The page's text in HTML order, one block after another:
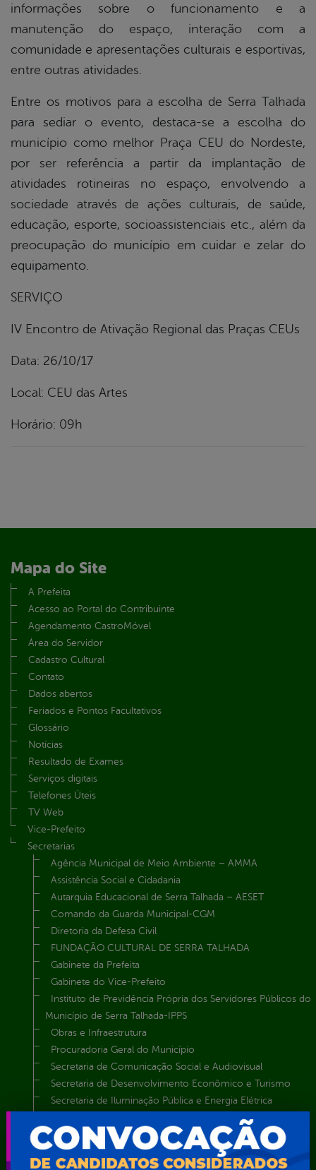
informações sobre o funcionamento e a
manutenção do espaço, interação com a
comunidade e apresentações culturais e esportivas,
entre outras atividades.
Entre os motivos para a escolha de Serra Talhada
para sediar o evento, destaca-se a escolha do
município como melhor Praça CEU do Nordeste,
por ser referência a partir da implantação de
atividades rotineiras no espaço, envolvendo a
sociedade através de ações culturais, de saúde,
educação, esporte, socioassistenciais etc., além da
preocupação do município em cuidar e zelar do
equipamento.
SERVIÇO
IV Encontro de Ativação Regional das Praças CEUs
Data: 26/10/17
Local: CEU das Artes
Horário: 09h
Mapa do Site
A Prefeita
Acesso ao Portal do Contribuinte
Agendamento CastroMóvel
Área do Servidor
Cadastro Cultural
Contato
Dados abertos
Feriados e Pontos Facultativos
Glossário
Notícias
Resultado de Exames
Serviços digitais
Telefones Úteis
TV Web
Vice-Prefeito
Secretarias
Agência Municipal de Meio Ambiente – AMMA
Assistência Social e Cidadania
Autarquia Educacional de Serra Talhada – AESET
Comando da Guarda Municipal-CGM
Diretoria da Defesa Civil
FUNDAÇÃO CULTURAL DE SERRA TALHADA
Gabinete da Prefeita
Gabinete do Vice-Prefeito
Instituto de Previdência Própria dos Servidores Públicos do
Município de Serra Talhada-IPPS
Obras e Infraestrutura
Procuradoria Geral do Município
Secretaria de Comunicação Social e Audiovisual
Secretaria de Desenvolvimento Econômico e Turismo
Secretaria de Iluminação Pública e Energia Elétrica
Secretaria Municipal de Administração – SAD
Secretaria Municipal de Agricultura e Recursos Hídricos –